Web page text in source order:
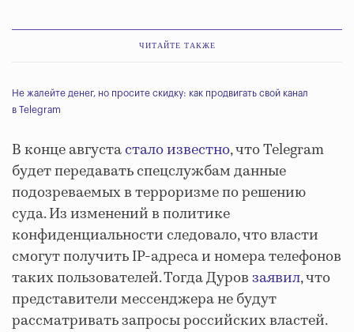
ЧИТАЙТЕ ТАКЖЕ
Не жалейте денег, но просите скидку: как продвигать свой канал
в Telegram
В конце августастало известно, что Telegram
будет передавать спецслужбам данные
подозреваемых в терроризме по решению
суда. Из изменений в политике
конфиденциальности следовало, что власти
смогут получить IP-адреса и номера телефонов
таких пользователей. Тогда Дуровзаявил, что
представители мессенджера не будут
рассматривать запросы российских властей.